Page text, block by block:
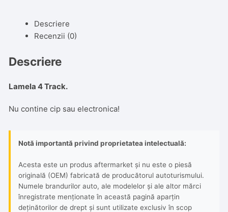
4
track
Descriere
Recenzii (0)
Descriere
Lamela 4 Track.
Nu contine cip sau electronica!
Notă importantă privind proprietatea intelectuală:
Acesta este un produs aftermarket și nu este o piesă
originală (OEM) fabricată de producătorul autoturismului.
Numele brandurilor auto, ale modelelor și ale altor mărci
înregistrate menționate în această pagină aparțin
deținătorilor de drept și sunt utilizate exclusiv în scop